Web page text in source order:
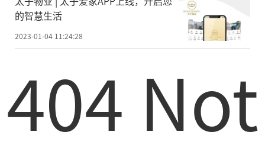
的智慧生活
2023-01-04 11:24:28
404 Not